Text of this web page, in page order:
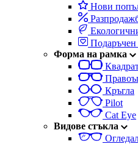
Нови
Подаръчен
Форма на рамка
Кръгла
Pilot
Cat Eye
Видове стъкла